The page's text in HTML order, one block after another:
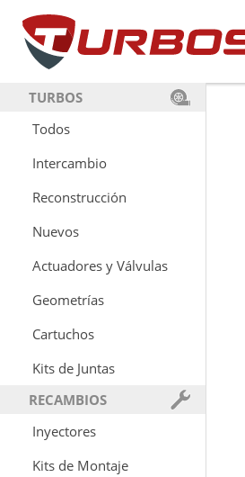
TURBOS
Todos
Intercambio
Reconstrucción
Nuevos
Actuadores y Válvulas
Geometrías
Cartuchos
Kits de Juntas
RECAMBIOS
Inyectores
Kits de Montaje